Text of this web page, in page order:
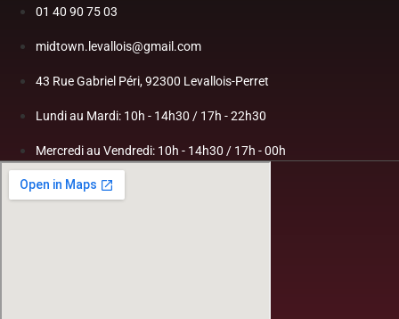
01 40 90 75 03
midtown.levallois@gmail.com
43 Rue Gabriel Péri, 92300 Levallois-Perret
Lundi au Mardi: 10h - 14h30 / 17h - 22h30
Mercredi au Vendredi: 10h - 14h30 / 17h - 00h